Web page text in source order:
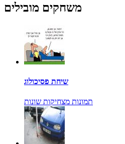
משחקים מובילים
שיחת פסיכולוג
תמונות מצחיקות שונות